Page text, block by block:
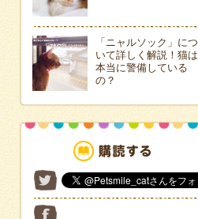
「ニャルソック」につ
いて詳しく解説！猫は
本当に警備している
の？